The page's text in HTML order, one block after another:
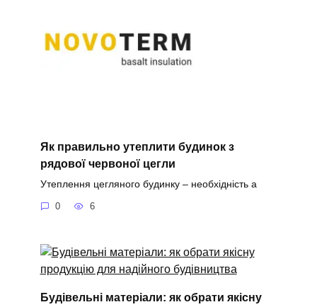
Як правильно утеплити будинок з
рядової червоної цегли
Утеплення цегляного будинку – необхідність а
0 6
Будівельні матеріали: як обрати якісну